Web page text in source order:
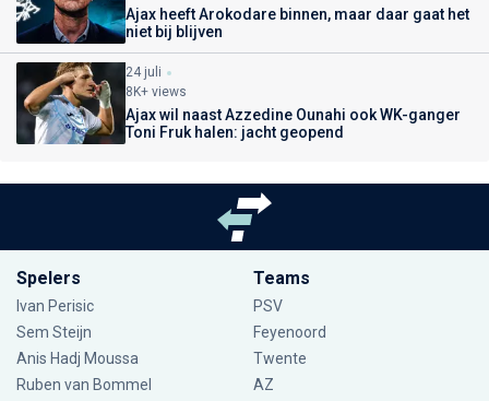
Ajax heeft Arokodare binnen, maar daar gaat het
niet bij blijven
24 juli
8K+ views
Ajax wil naast Azzedine Ounahi ook WK-ganger
Toni Fruk halen: jacht geopend
Spelers
Ivan Perisic
Sem Steijn
Anis Hadj Moussa
Ruben van Bommel
Teams
PSV
Feyenoord
Twente
AZ